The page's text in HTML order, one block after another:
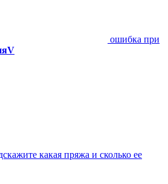
ошибка при
какая пряжа и сколько ее